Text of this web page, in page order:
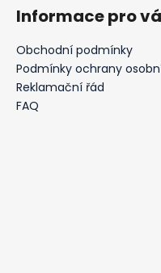
Informace pro
Obchodní podmínky
Podmínky ochrany
Reklamační řád
FAQ